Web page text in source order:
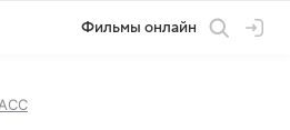
Фильмы онлайн